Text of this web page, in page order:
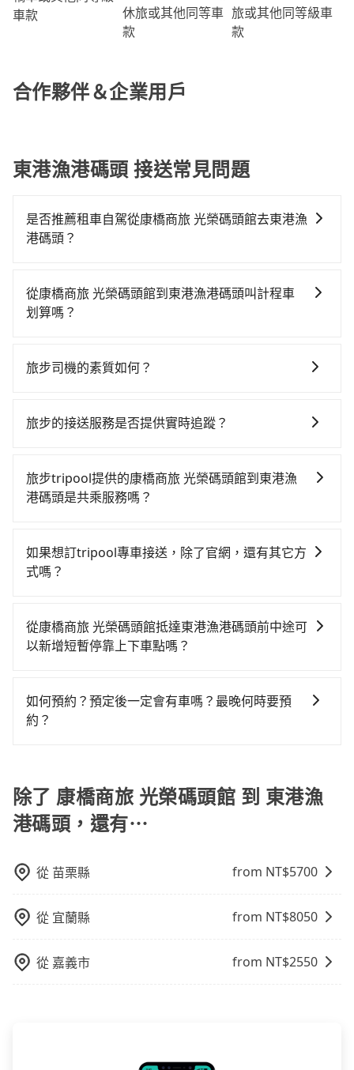
車款
休旅或其他同等車
款
旅或其他同等級車
款
合作夥伴＆企業用戶
東港漁港碼頭 接送常見問題
是否推薦租車自駕從康橋商旅 光榮碼頭館去東港漁
港碼頭？
對的時間彈性，最重要的是你當天就要來回，那在高雄
路邊可隨租隨借的iRent應該是你最便宜選擇。註冊完
港碼頭的花費預估為$650~1,100（金額差異來自於平假
外的汽車保險與可能的罰單都需自付。再者，和運的
是沒有較大的七人座或九人座可供選擇，而且無人租車
最令人詬病的就是車況，打開車門才發現仍有上一組乘
約了時間但上一位用戶卻遲遲尚未歸還，又或者要還車
時卻偏偏找不到停車位，對於急著用車或者要載其他乘
停靠的地點與你的上下車地點仍有段距離，在遇到下雨
天或者載行李時，就顯得非常不便。
從康橋商旅 光榮碼頭館到東港漁港碼頭叫計程車
划算嗎？
灣大車隊、Uber、Line Taxi、Yoxi等，如果在路邊攔不
跳錶計算，價格約為575~700元間。但如果要考慮到回
倍。雖然康橋商旅 光榮碼頭館到東港漁港碼頭的跳表小
黃可能較為便宜，但仍有臨時攔不到車以及計程車司機
tripool，可能更適合你。
旅步司機的素質如何？
同時，旅步也會詳細記錄每位司機每次服務的狀況以及
旅步的接送服務是否提供實時追蹤？
旅步的APP查看車輛的實時位置，確保能夠準時與司機
會合，享受更安心的接送服務。
旅步tripool提供的康橋商旅 光榮碼頭館到東港漁
港碼頭是共乘服務嗎？
預約時都依照乘客需求做選擇。如需專車接送，車內除
了司機以外，從上車到下車期間，都不會再有其他陌生
不會超過座位的上限。
如果想訂tripool專車接送，除了官網，還有其它方
式嗎？
單，且絕無隱藏費用，若您是安卓系統手機還能下載app
預定。(ios系統近期即將上線，敬請期待！)
從康橋商旅 光榮碼頭館抵達東港漁港碼頭前中途可
以新增短暫停靠上下車點嗎？
旅 光榮碼頭館前往東港漁港碼頭的途中可備註加點。每
個加點位置，前後額外里程數5公里內加收200元。雖然
如何預約？預定後一定會有車嗎？最晚何時要預
約？
內即可查到真實價格，照著步驟填寫完乘客資料與線上
刷卡，訂單即成立。在拿到訂單編號後，隨即會在手機
上收到簡訊以及電子郵件確認信，如此就完成預約了，
SMS和EMAIL提供。一旦付款完畢，tripool保證出車。
一般建議出發前一天中午以前完成預約，越早下訂價格
越低價，如臨時需要，前一天傍晚五點前仍會收單，最
遲如當天下午過後乘車，四小時前仍能預約。
除了 康橋商旅 光榮碼頭館 到 東港漁
港碼頭，還有⋯
從 苗栗縣 from NT$5700
從 宜蘭縣 from NT$8050
從 嘉義市 from NT$2550